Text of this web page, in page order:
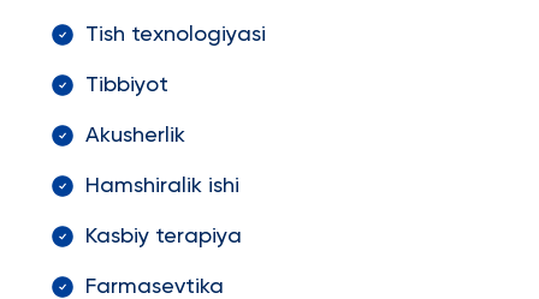
Tish texnologiyasi
Tibbiyot
Akusherlik
Hamshiralik ishi
Kasbiy terapiya
Farmasevtika